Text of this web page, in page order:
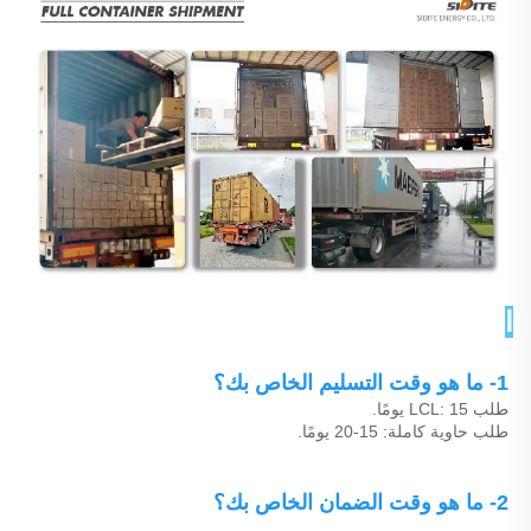
1- ما هو وقت التسليم الخاص بك؟
طلب LCL: 15 يومًا.
طلب حاوية كاملة: 15-20 يومًا.
2- ما هو وقت الضمان الخاص بك؟